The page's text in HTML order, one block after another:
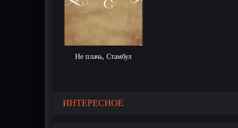
Не плачь, Стамбул
ИНТЕРЕСНОЕ